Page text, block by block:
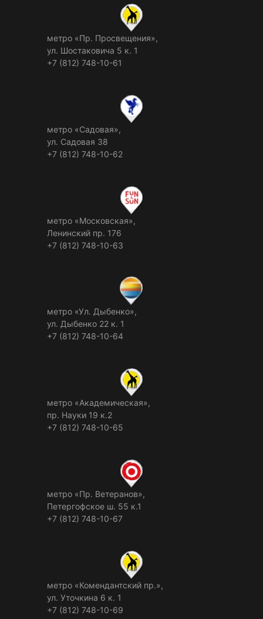
метро «Пр. Просвещения»,
ул. Шостаковича 5 к. 1
+7 (812) 748-10-61
метро «Садовая»,
ул. Садовая 38
+7 (812) 748-10-62
метро «Московская»,
Ленинский пр. 176
+7 (812) 748-10-63
метро «Ул. Дыбенко»,
ул. Дыбенко 22 к. 1
+7 (812) 748-10-64
метро «Академическая»,
пр. Науки 19 к.2
+7 (812) 748-10-65
метро «Пр. Ветеранов»,
Петергофское ш. 55 к.1
+7 (812) 748-10-67
метро «Комендантский пр.»,
ул. Уточкина 6 к. 1
+7 (812) 748-10-69